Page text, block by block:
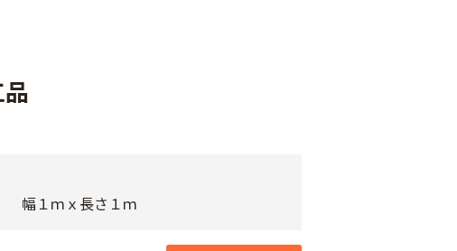
幅１ｍｘ長さ１ｍ